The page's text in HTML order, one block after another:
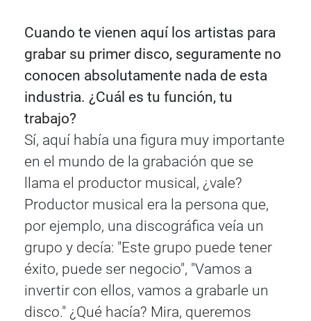
Cuando te vienen aquí los artistas para
grabar su primer disco, seguramente no
conocen absolutamente nada de esta
industria. ¿Cuál es tu función, tu
trabajo?
Sí, aquí había una figura muy importante
en el mundo de la grabación que se
llama el productor musical, ¿vale?
Productor musical era la persona que,
por ejemplo, una discográfica veía un
grupo y decía: "Este grupo puede tener
éxito, puede ser negocio", "Vamos a
invertir con ellos, vamos a grabarle un
disco." ¿Qué hacía? Mira, queremos